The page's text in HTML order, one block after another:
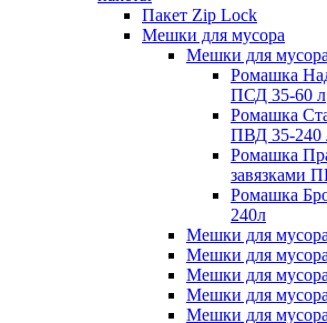
Пакет Zip Lock
Мешки для мусора
Мешки для мусора
Ромашка
ПСД 35-60 л
Ромашка
ПВД 35-240
Ромашка
завязками
Ромашка
240л
Мешки для
Мешки для
Мешки для
Мешки для
Мешки для